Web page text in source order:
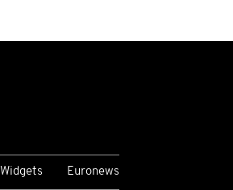
Widgets Euronews